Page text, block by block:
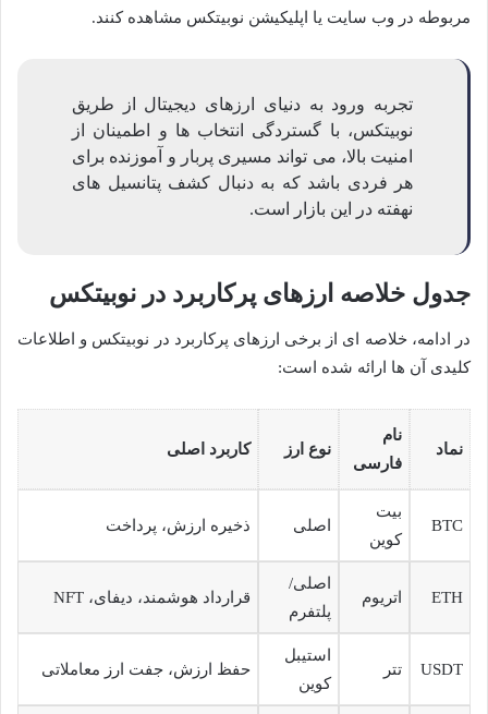
مربوطه در وب سایت یا اپلیکیشن نوبیتکس مشاهده کنند.
تجربه ورود به دنیای ارزهای دیجیتال از طریق
نوبیتکس، با گستردگی انتخاب ها و اطمینان از
امنیت بالا، می تواند مسیری پربار و آموزنده برای
هر فردی باشد که به دنبال کشف پتانسیل های
نهفته در این بازار است.
جدول خلاصه ارزهای پرکاربرد در نوبیتکس
در ادامه، خلاصه ای از برخی ارزهای پرکاربرد در نوبیتکس و اطلاعات
کلیدی آن ها ارائه شده است:
نماد
نام
فارسی
نوع ارز کاربرد اصلی
BTC
بیت
کوین
اصلی ذخیره ارزش، پرداخت
ETH اتریوم
اصلی/
پلتفرم
قرارداد هوشمند، دیفای، NFT
USDT تتر
استیبل
کوین
حفظ ارزش، جفت ارز معاملاتی